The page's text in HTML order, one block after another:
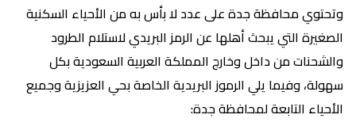
وتحتوي محافظة جدة على عدد لا بأس به من الأحياء السكنية
الصغيرة التي يبحث أهلها عن الرمز البريدي لاستلام الطرود
والشحنات من داخل وخارج المملكة العربية السعودية بكل
سهولة، وفيما يلي الرموز البريدية الخاصة بحي العزيزية وجميع
الأحياء التابعة لمحافظة جدة: